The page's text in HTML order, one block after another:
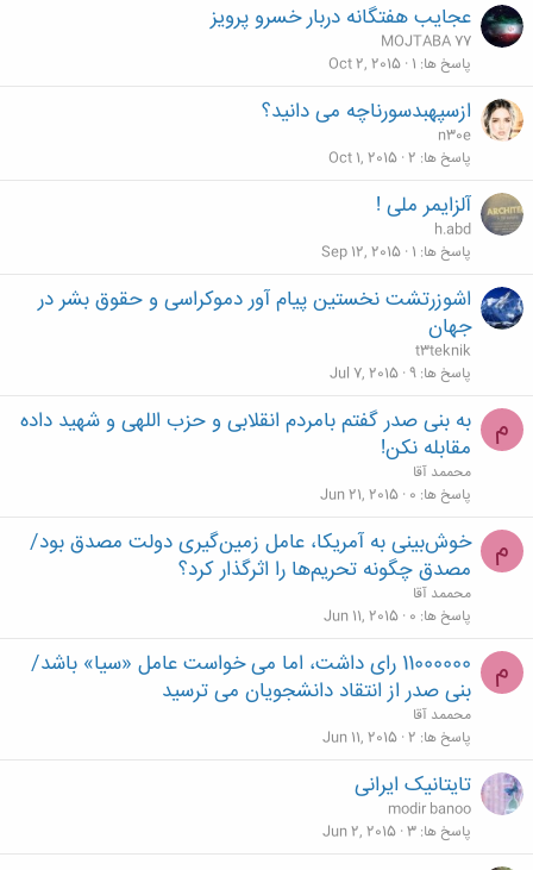
عجایب هفتگانه دربار خسرو پرویز
MOJTABA 77
پاسخ ها 1
Oct 2, 2015
ازسپهبدسورناچه می دانید؟
n30e
پاسخ ها 2
Oct 1, 2015
آلزایمر ملی !
h.abd
پاسخ ها 1
Sep 12, 2015
اشوزرتشت نخستین پیام آور دموکراسی و حقوق بشر در
جهان
t3teknik
پاسخ ها 9
Jul 7, 2015
م
به بنی صدر گفتم بامردم انقلابی و حزب اللهی و شهید داده
مقابله نکن!
محممد آقا
پاسخ ها 0
Jun 21, 2015
م
خوش‌بینی به آمریکا، عامل زمین‌گیری دولت مصدق بود/
مصدق چگونه تحریم‌ها را اثرگذار کرد؟
محممد آقا
پاسخ ها 0
Jun 11, 2015
م
11000000 رای داشت، اما می خواست عامل «سیا» باشد/
بنی صدر از انتقاد دانشجویان می ترسید
محممد آقا
پاسخ ها 2
Jun 11, 2015
تایتانیک ایرانی
modir banoo
پاسخ ها 3
Jun 2, 2015